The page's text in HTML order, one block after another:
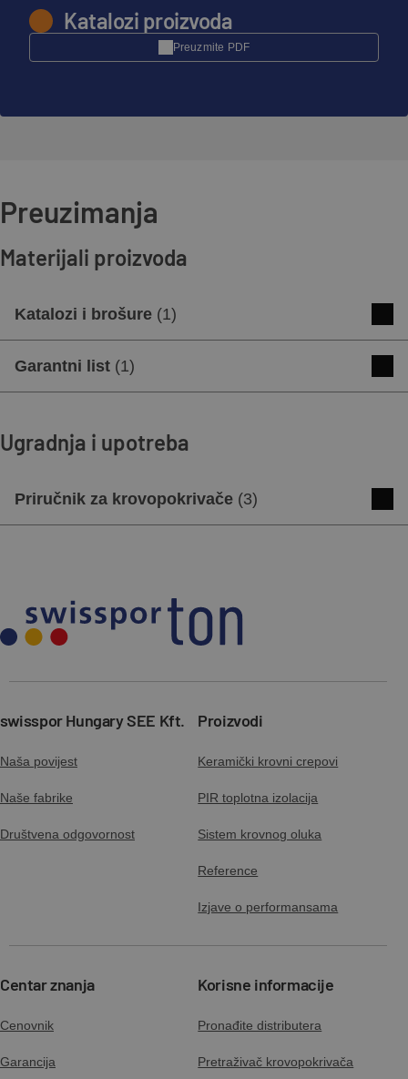
Katalozi proizvoda
Preuzmite PDF
Preuzimanja
Materijali proizvoda
Katalozi i brošure (1)
RÓNA product leaflet
Garantni list (1)
Preuzmite
Ugradnja i upotreba
Priručnik za krovopokrivače (3)
Preuzmite
Pregled
swisspor Hungary SEE Kft.
Naša povijest
Naše fabrike
Društvena odgovornost
Proizvodi
Keramički krovni crepovi
PIR toplotna izolacija
Sistem krovnog oluka
Reference
Izjave o performansama
Centar znanja
Cenovnik
Garancija
Korisne informacije
Pronađite distributera
Pretraživač krovopokrivača